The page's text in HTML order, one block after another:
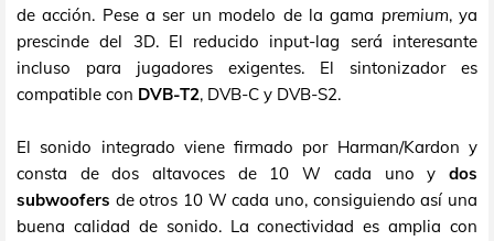
de acción. Pese a ser un modelo de la gama premium, ya
prescinde del 3D. El reducido input-lag será interesante
incluso para jugadores exigentes. El sintonizador es
compatible con DVB-T2, DVB-C y DVB-S2.
El sonido integrado viene firmado por Harman/Kardon y
consta de dos altavoces de 10 W cada uno y dos
subwoofers de otros 10 W cada uno, consiguiendo así una
buena calidad de sonido. La conectividad es amplia con